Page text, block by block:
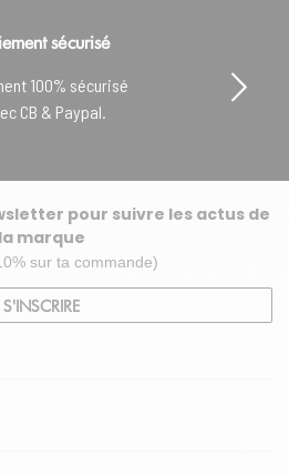
sécurisé
100% sécurisé
CB & Paypal.
pour suivre les actus de
la marque
sur ta commande)
S'INSCRIRE